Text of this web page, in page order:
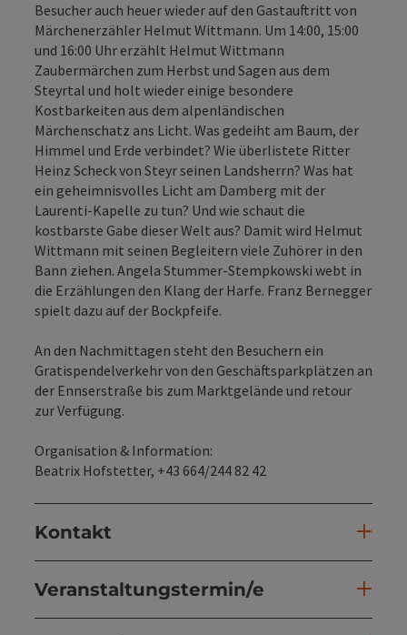
Besucher auch heuer wieder auf den Gastauftritt von
Märchenerzähler Helmut Wittmann. Um 14:00, 15:00
und 16:00 Uhr erzählt Helmut Wittmann
Zaubermärchen zum Herbst und Sagen aus dem
Steyrtal und holt wieder einige besondere
Kostbarkeiten aus dem alpenländischen
Märchenschatz ans Licht. Was gedeiht am Baum, der
Himmel und Erde verbindet? Wie überlistete Ritter
Heinz Scheck von Steyr seinen Landsherrn? Was hat
ein geheimnisvolles Licht am Damberg mit der
Laurenti-Kapelle zu tun? Und wie schaut die
kostbarste Gabe dieser Welt aus? Damit wird Helmut
Wittmann mit seinen Begleitern viele Zuhörer in den
Bann ziehen. Angela Stummer-Stempkowski webt in
die Erzählungen den Klang der Harfe. Franz Bernegger
spielt dazu auf der Bockpfeife.
An den Nachmittagen steht den Besuchern ein
Gratispendelverkehr von den Geschäftsparkplätzen an
der Ennserstraße bis zum Marktgelände und retour
zur Verfügung.
Organisation & Information:
Beatrix Hofstetter, +43 664/244 82 42
Kontakt
Veranstaltungstermin/e